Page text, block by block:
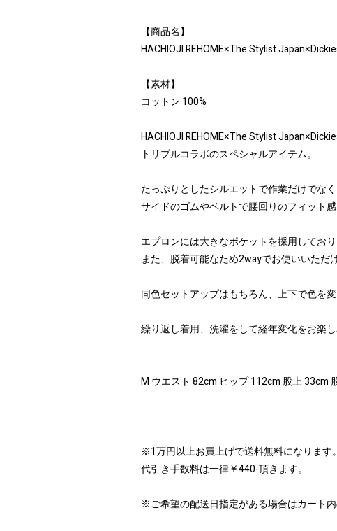
【商品名】
HACHIOJI REHOME×The Stylist
【素材】
コットン 100%
HACHIOJI REHOME×The Stylist
トリプルコラボのスペシャルアイテム。
たっぷりとしたシルエットで作業だけでな
サイドのゴムやベルトで腰回りのフィット感
エプロンには大きなポケットを採用してお
また、脱着可能なため2wayでお使いいただ
同色セットアップはもちろん、上下で色を
繰り返し着用、洗濯をして経年変化をお楽し
M ウエスト 82cm ヒップ 112cm 股上 33cm
※1万円以上お買上げで送料無料になります。
代引き手数料は一律￥440-頂きます。
※ご希望の配送日指定がある場合はカート